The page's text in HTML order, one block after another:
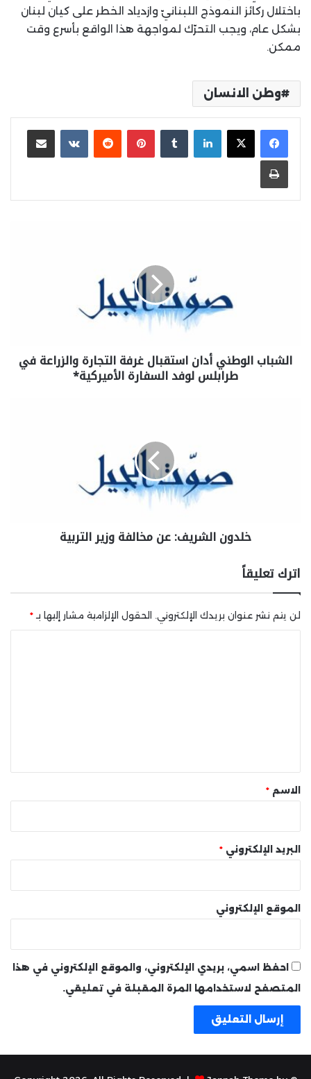
باختلال ركائز النموذج اللبنانيّ وازدياد الخطر على كيان لبنان
بشكل عام، ويجب التحرّك لمواجهة هذا الواقع بأسرع وقت
ممكن.
وطن الانسان
لينكدإن بينتيريست مشاركة عبر البريد
طباعة
الشباب الوطني أدان استقبال غرفة التجارة والزراعة في
طرابلس لوفد السفارة الأميركية*
خلدون الشريف: عن مخالفة وزير التربية
اترك تعليقاً
لن يتم نشر عنوان بريدك الإلكتروني. الحقول الإلزامية مشار إليها بـ *
* الاسم *
البريد الإلكتروني *
الموقع الإلكتروني
احفظ اسمي، بريدي الإلكتروني، والموقع الإلكتروني في هذا
المتصفح لاستخدامها المرة المقبلة في تعليقي.